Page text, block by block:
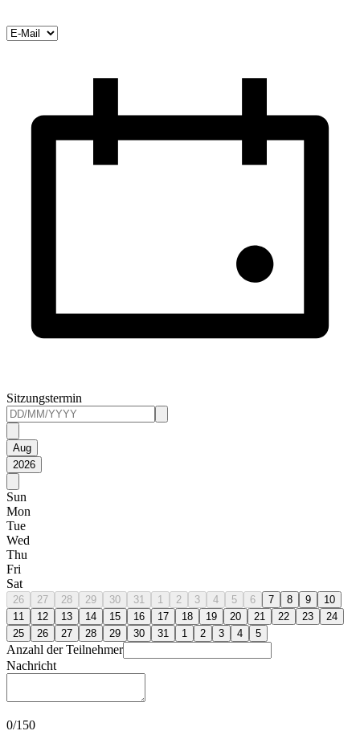
Sitzungstermin
Aug
2026
Sun
Mon
Tue
Wed
Thu
Fri
Sat
26 27 28 29 30 31 1 2 3 4 5 6 7 8 9
10
11
12 13 14 15 16 17 18 19 20 21 22 23
24
25
26 27 28 29 30 31 1 2 3 4 5
Anzahl der Teilnehmer
Nachricht
0/150